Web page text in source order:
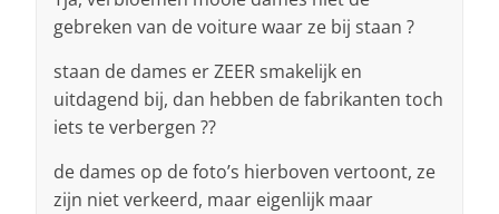
gebreken van de voiture waar ze bij staan ?
staan de dames er ZEER smakelijk en
uitdagend bij, dan hebben de fabrikanten toch
iets te verbergen ??
de dames op de foto’s hierboven vertoont, ze
zijn niet verkeerd, maar eigenlijk maar